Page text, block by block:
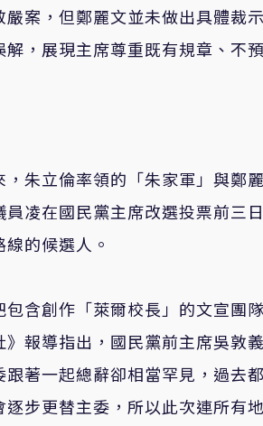
案，但鄭麗文並未做出具體裁
，展現主席尊重既有規章、不
朱立倫率領的「朱家軍」與鄭
凌在國民黨主席改選投票前三
的候選人。
含創作「萊爾校長」的文宣團
報導指出，國民黨前主席吳敦
著一起總辭卻相當罕見，過去
步更替主委，所以此次連所有